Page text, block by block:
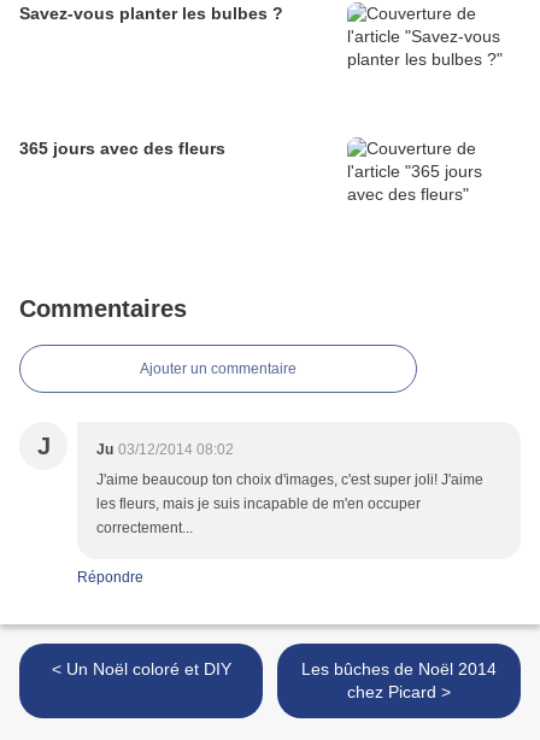
Savez-vous planter les bulbes ?
365 jours avec des fleurs
Commentaires
Ajouter un commentaire
J Ju 03/12/2014 08:02
J'aime beaucoup ton choix d'images, c'est super joli! J'aime
les fleurs, mais je suis incapable de m'en occuper
correctement...
Répondre
< Un Noël coloré et DIY
Les bûches de Noël 2014
chez Picard >